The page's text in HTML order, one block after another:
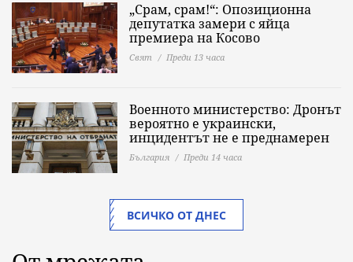
„Срам, срам!“: Опозиционна
депутатка замери с яйца
премиера на Косово
Свят Преди 13 часа
Военното министерство: Дронът
вероятно е украински,
инцидентът не е преднамерен
България Преди 14 часа
ВСИЧКО ОТ ДНЕС